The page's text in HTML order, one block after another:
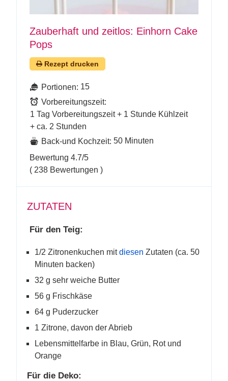
Zauberhaft und zeitlos: Einhorn Cake
Pops
Rezept drucken
Portionen: 15
Vorbereitungszeit:
1 Tag Vorbereitungszeit + 1 Stunde Kühlzeit
+ ca. 2 Stunden
Back-und Kochzeit: 50 Minuten
Bewertung 4.7/5
( 238 Bewertungen )
ZUTATEN
Für den Teig:
1/2 Zitronenkuchen mitdiesen Zutaten (ca. 50
Minuten backen)
32 g sehr weiche Butter
56 g Frischkäse
64 g Puderzucker
1 Zitrone, davon der Abrieb
Lebensmittelfarbe in Blau, Grün, Rot und
Orange
Für die Deko: